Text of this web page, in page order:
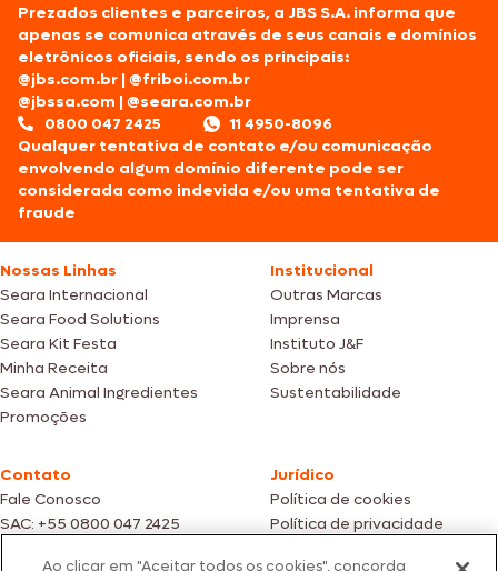
Prezados clientes e parceiros, a JBS S.A. informa que
apenas se comunica através de seus canais e domínios
eletrônicos oficiais, sendo os principais:
@jbs.com.br |@friboi.com.br
@jbssa.com |@seara.com.br
0800 047 2425
11 4950-8096
Qualquer tentativa de contato e/ou comunicação
envolvendo algum domínio diferente pode ser
considerada como indevida e/ou uma tentativa de
fraude
Nossas Linhas
Seara Internacional
Seara Food Solutions
Seara Kit Festa
Minha Receita
Seara Animal Ingredientes
Promoções
Institucional
Outras Marcas
Imprensa
Instituto J&F
Sobre nós
Sustentabilidade
Contato
Fale Conosco
SAC: +55 0800 047 2425
Jurídico
Política de cookies
Política de privacidade
Ao clicar em "Aceitar todos os cookies", concorda